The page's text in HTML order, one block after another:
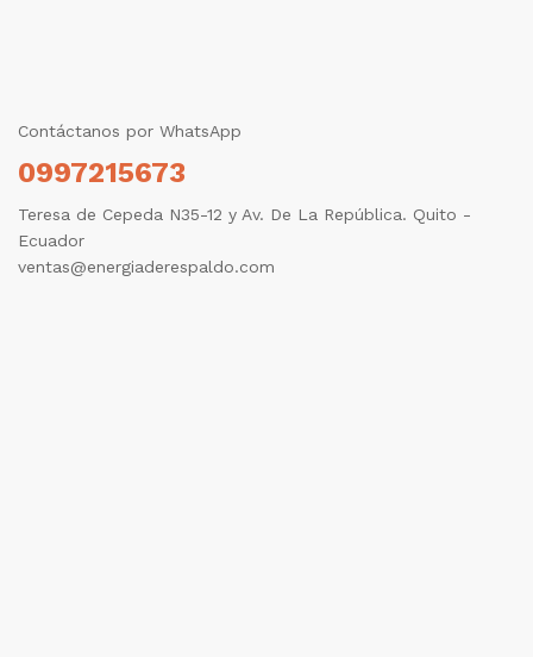
Contáctanos por WhatsApp
0997215673
Teresa de Cepeda N35-12 y Av. De La República. Quito -
Ecuador
ventas@energiaderespaldo.com